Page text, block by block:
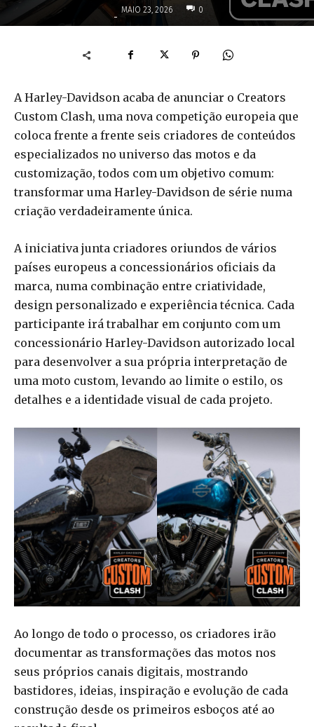
- MAIO 23, 2026 0
A Harley-Davidson acaba de anunciar o Creators
Custom Clash, uma nova competição europeia que
coloca frente a frente seis criadores de conteúdos
especializados no universo das motos e da
customização, todos com um objetivo comum:
transformar uma Harley-Davidson de série numa
criação verdadeiramente única.
A iniciativa junta criadores oriundos de vários
países europeus a concessionários oficiais da
marca, numa combinação entre criatividade,
design personalizado e experiência técnica. Cada
participante irá trabalhar em conjunto com um
concessionário Harley-Davidson autorizado local
para desenvolver a sua própria interpretação de
uma moto custom, levando ao limite o estilo, os
detalhes e a identidade visual de cada projeto.
Ao longo de todo o processo, os criadores irão
documentar as transformações das motos nos
seus próprios canais digitais, mostrando
bastidores, ideias, inspiração e evolução de cada
construção desde os primeiros esboços até ao